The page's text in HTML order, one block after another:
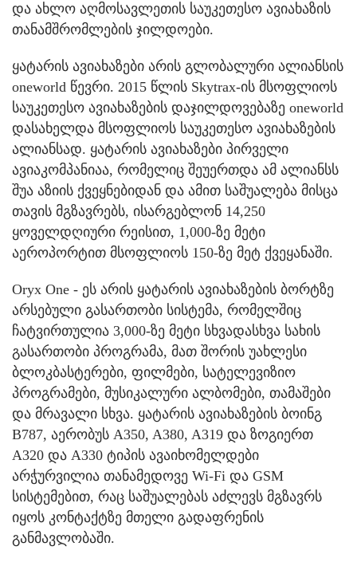
და ახლო აღმოსავლეთის საუკეთესო ავიახაზის
თანამშრომლების ჯილდოები.
ყატარის ავიახაზები არის გლობალური ალიანსის
oneworld წევრი. 2015 წლის Skytrax-ის მსოფლიოს
საუკეთესო ავიახაზების დაჯილდოვებაზე oneworld
დასახელდა მსოფლიოს საუკეთესო ავიახაზების
ალიანსად. ყატარის ავიახაზები პირველი
ავიაკომპანიაა, რომელიც შეუერთდა ამ ალიანსს
შუა აზიის ქვეყნებიდან და ამით საშუალება მისცა
თავის მგზავრებს, ისარგებლონ 14,250
ყოველდღიური რეისით, 1,000-ზე მეტი
აეროპორტით მსოფლიოს 150-ზე მეტ ქვეყანაში.
Oryx One - ეს არის ყატარის ავიახაზების ბორტზე
არსებული გასართობი სისტემა, რომელშიც
ჩატვირთულია 3,000-ზე მეტი სხვადასხვა სახის
გასართობი პროგრამა, მათ შორის უახლესი
ბლოკბასტერები, ფილმები, სატელევიზიო
პროგრამები, მუსიკალური ალბომები, თამაშები
და მრავალი სხვა. ყატარის ავიახაზების ბოინგ
B787, აერობუს A350, A380, A319 და ზოგიერთ
A320 და A330 ტიპის ავაიხომელდები
არჭურვილია თანამედოვე Wi-Fi და GSM
სისტემებით, რაც საშუალებას აძლევს მგზავრს
იყოს კონტაქტზე მთელი გადაფრენის
განმავლობაში.